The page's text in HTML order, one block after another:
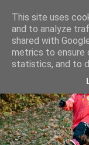
This site uses
and to analyze
shared with
metrics to ensure
statistics, and to